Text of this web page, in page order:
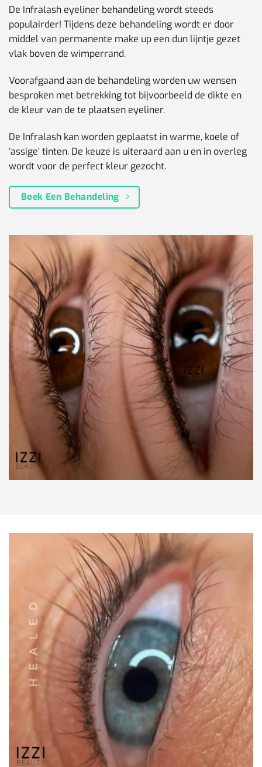
De Infralash eyeliner behandeling wordt steeds
populairder! Tijdens deze behandeling wordt er door
middel van permanente make up een dun lijntje gezet
vlak boven de wimperrand.
Voorafgaand aan de behandeling worden uw wensen
besproken met betrekking tot bijvoorbeeld de dikte en
de kleur van de te plaatsen eyeliner.
De Infralash kan worden geplaatst in warme, koele of
‘assige’ tinten. De keuze is uiteraard aan u en in overleg
wordt voor de perfect kleur gezocht.
Boek Een Behandeling